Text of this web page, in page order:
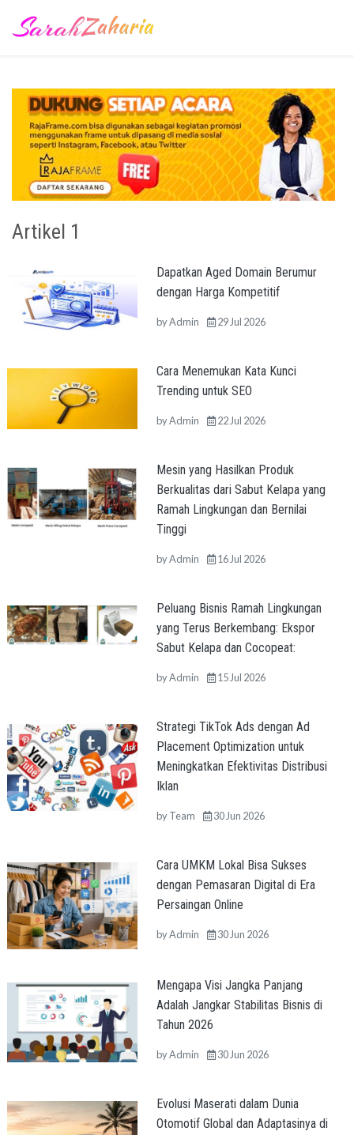
Artikel 1
Dapatkan Aged Domain Berumur
dengan Harga Kompetitif
byAdmin 29 Jul 2026
Cara Menemukan Kata Kunci
Trending untuk SEO
byAdmin 22 Jul 2026
Mesin yang Hasilkan Produk
Berkualitas dari Sabut Kelapa yang
Ramah Lingkungan dan Bernilai
Tinggi
byAdmin 16 Jul 2026
Peluang Bisnis Ramah Lingkungan
yang Terus Berkembang: Ekspor
Sabut Kelapa dan Cocopeat:
byAdmin 15 Jul 2026
Strategi TikTok Ads dengan Ad
Placement Optimization untuk
Meningkatkan Efektivitas Distribusi
Iklan
byTeam 30 Jun 2026
Cara UMKM Lokal Bisa Sukses
dengan Pemasaran Digital di Era
Persaingan Online
byAdmin 30 Jun 2026
Mengapa Visi Jangka Panjang
Adalah Jangkar Stabilitas Bisnis di
Tahun 2026
byAdmin 30 Jun 2026
Evolusi Maserati dalam Dunia
Otomotif Global dan Adaptasinya di